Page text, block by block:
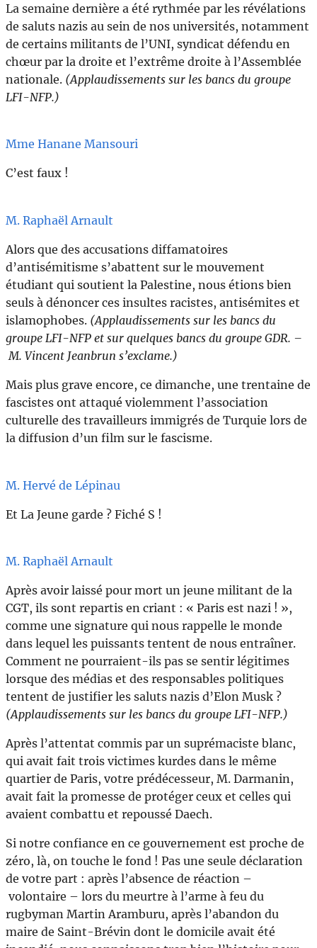
La semaine dernière a été rythmée par les révélations
de saluts nazis au sein de nos universités, notamment
de certains militants de l’UNI, syndicat défendu en
chœur par la droite et l’extrême droite à l’Assemblée
nationale. (Applaudissements sur les bancs du groupe
LFI-NFP.)
Mme Hanane Mansouri
C’est faux !
M. Raphaël Arnault
Alors que des accusations diffamatoires
d’antisémitisme s’abattent sur le mouvement
étudiant qui soutient la Palestine, nous étions bien
seuls à dénoncer ces insultes racistes, antisémites et
islamophobes. (Applaudissements sur les bancs du
groupe LFI-NFP et sur quelques bancs du groupe GDR. –
M. Vincent Jeanbrun s’exclame.)
Mais plus grave encore, ce dimanche, une trentaine de
fascistes ont attaqué violemment l’association
culturelle des travailleurs immigrés de Turquie lors de
la diffusion d’un film sur le fascisme.
M. Hervé de Lépinau
Et La Jeune garde ? Fiché S !
M. Raphaël Arnault
Après avoir laissé pour mort un jeune militant de la
CGT, ils sont repartis en criant : « Paris est nazi ! »,
comme une signature qui nous rappelle le monde
dans lequel les puissants tentent de nous entraîner.
Comment ne pourraient-ils pas se sentir légitimes
lorsque des médias et des responsables politiques
tentent de justifier les saluts nazis d’Elon Musk ?
(Applaudissements sur les bancs du groupe LFI-NFP.)
Après l’attentat commis par un suprémaciste blanc,
qui avait fait trois victimes kurdes dans le même
quartier de Paris, votre prédécesseur, M. Darmanin,
avait fait la promesse de protéger ceux et celles qui
avaient combattu et repoussé Daech.
Si notre confiance en ce gouvernement est proche de
zéro, là, on touche le fond ! Pas une seule déclaration
de votre part : après l’absence de réaction –
volontaire – lors du meurtre à l’arme à feu du
rugbyman Martin Aramburu, après l’abandon du
maire de Saint-Brévin dont le domicile avait été